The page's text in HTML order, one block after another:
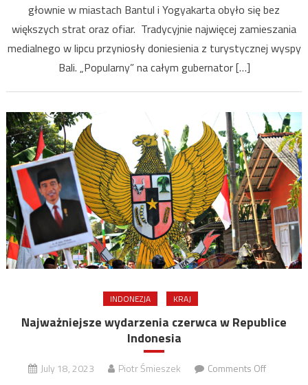
–
Lipiec
głownie w miastach Bantul i Yogyakarta obyło się bez
większych strat oraz ofiar. Tradycyjnie najwięcej zamieszania
medialnego w lipcu przyniosły doniesienia z turystycznej wyspy
Bali. „Popularny” na całym gubernator […]
INDONEZJA KRAJ
Najważniejsze wydarzenia czerwca w Republice
Indonesia
July 18, 2023 Piotr Śmieszek Comments Offon